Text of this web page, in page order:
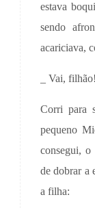
estava
sendo
acariciava,
_ Vai,
Corri para
pequeno
consegui, o
de dobrar a
a filha: